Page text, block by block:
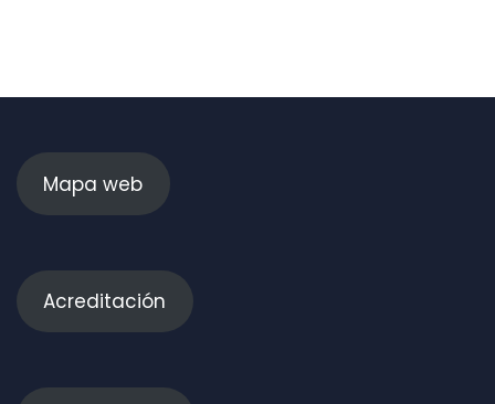
Mapa web
Acreditación